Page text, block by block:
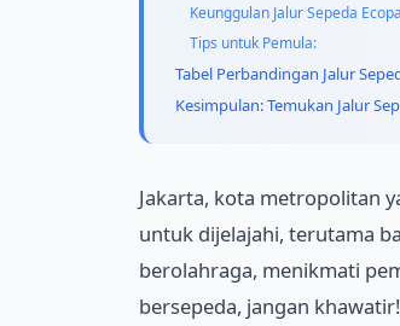
Keunggulan Jalur Sepeda
Tips untuk Pemula:
Tabel Perbandingan Jalur
Kesimpulan: Temukan Jalur
Jakarta, kota metropolitan
untuk dijelajahi, terutama
berolahraga, menikmati
bersepeda, jangan